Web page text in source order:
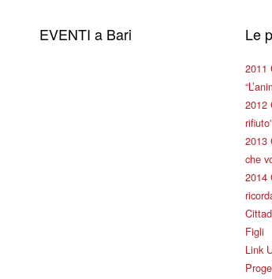
EVENTI a Bari Le
2011
2012
rifiuto”
2013
che
2014
Figli
Link